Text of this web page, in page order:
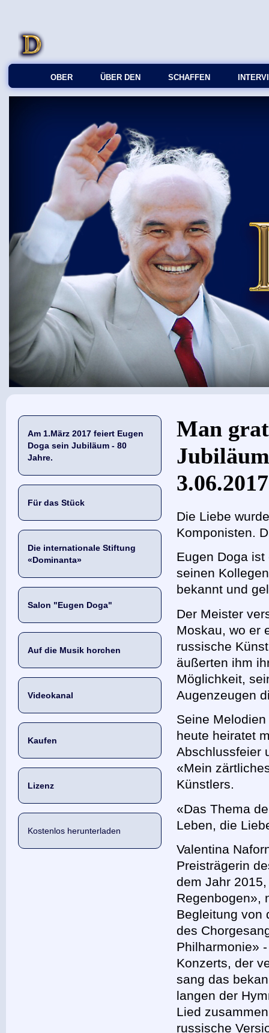
OBER ÜBER DEN SCHAFFEN
Am 1.März 2017 feiert Eugen
Doga sein Jubiläum - 80
Jahre.
Für das Stück
Die internationale Stiftung
«Dominanta»
Salon "Eugen Doga"
Auf die Musik horchen
Videokanal
Kaufen
Lizenz
Kostenlos herunterladen
Sie sind hier
Man
3.06.2017
Die Liebe
Komponisten.
Eugen Doga
seinen
bekannt und
Der Meister
Moskau, wo er
russische
äußerten ihm
Möglichkeit,
Augenzeugen
Seine
heute heiratet
Abschlussfeier
«Mein
Künstlers.
«Das Thema
Leben, die
Valentina
Preisträgerin
dem Jahr
Regenbogen»,
Begleitung von
des
Philharmonie»
Konzerts, der
sang das
langen der
Lied
russische